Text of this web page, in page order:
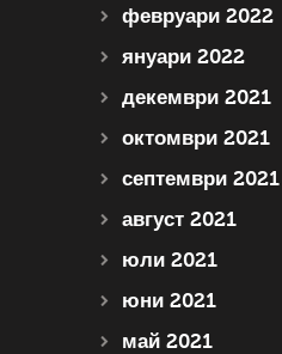
февруари 2022
януари 2022
декември 2021
октомври 2021
септември 2021
август 2021
юли 2021
юни 2021
май 2021